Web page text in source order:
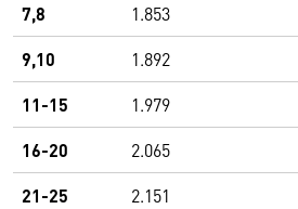
7,8 1.853
9,10 1.892
11-15 1.979
16-20 2.065
21-25 2.151